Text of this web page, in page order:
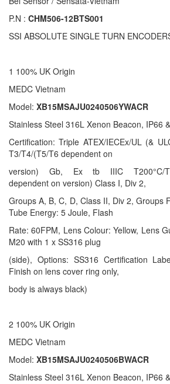
P.N : CHM506-12BTS001
SSI ABSOLUTE SINGLE TURN
1 100% UK Origin
MEDC Vietnam
Model: XB15MSAJU0240506YWACR
Stainless Steel 316L Xenon Beacon, IP66
Certification: Triple ATEX/IECEx/UL (&
T3/T4/(T5/T6 dependent on
version) Gb, Ex tb IIIC T200°C/
dependent on version) Class I, Div 2,
Groups A, B, C, D, Class II, Div 2, Groups
Tube Energy: 5 Joule, Flash
Rate: 60FPM, Lens Colour: Yellow, Lens
M20 with 1 x SS316 plug
(side), Options: SS316 Certification
Finish on lens cover ring only,
body is always black)
2 100% UK Origin
MEDC Vietnam
Model: XB15MSAJU0240506BWACR
Stainless Steel 316L Xenon Beacon, IP66